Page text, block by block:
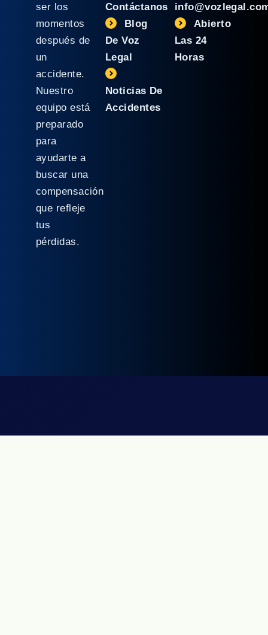
ser los
momentos
después de
un
accidente.
Nuestro
equipo está
preparado
para
ayudarte a
buscar una
compensación
que refleje
tus
pérdidas.
Contáctanos
Blog
De Voz
Legal
Noticias De
Accidentes
Abierto
Las 24
Horas